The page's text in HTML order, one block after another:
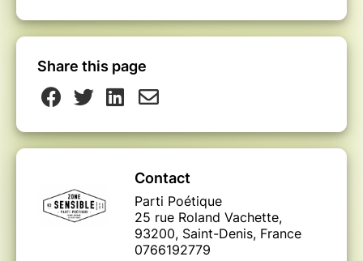
Share this page
Contact
Parti Poétique
25 rue Roland Vachette,
93200, Saint-Denis, France
0766192779